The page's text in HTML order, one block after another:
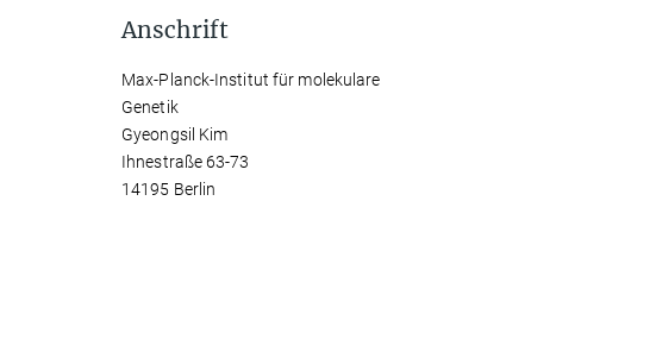
Anschrift
Max-Planck-Institut für molekulare
Genetik
Gyeongsil Kim
Ihnestraße 63-73
14195 Berlin